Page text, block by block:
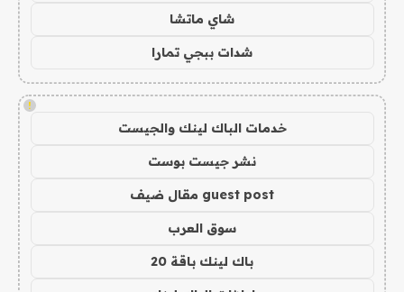
شاي ماتشا
شدات ببجي تمارا
!
خدمات الباك لينك والجيست
نشر جيست بوست
guest post مقال ضيف
سوق العرب
باك لينك باقة 20